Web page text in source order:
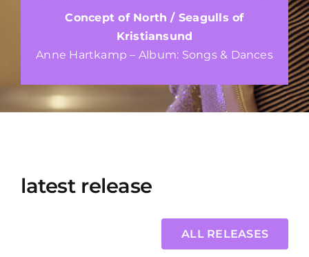
Concept of North / Seagulls of
Kristiansund
Anne Hartkamp – Album: Songs & Dances
latest release
ALL RELEASES